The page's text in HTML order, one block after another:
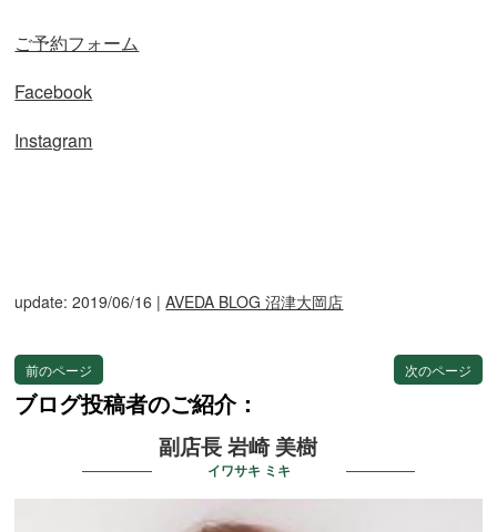
ご予約フォーム
Facebook
Instagram
update: 2019/06/16 |AVEDA BLOG 沼津大岡店
前のページ 次のページ
ブログ投稿者のご紹介：
副店長 岩崎 美樹
イワサキ ミキ